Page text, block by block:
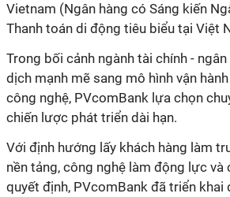
Vietnam (Ngân hàng có Sáng kiến
Thanh toán di động tiêu biểu tại Việt
Trong bối cảnh ngành tài chính -
dịch mạnh mẽ sang mô hình vận
công nghệ, PVcomBank lựa chọn
chiến lược phát triển dài hạn.
Với định hướng lấy khách hàng làm
nền tảng, công nghệ làm động lực
quyết định, PVcomBank đã triển khai